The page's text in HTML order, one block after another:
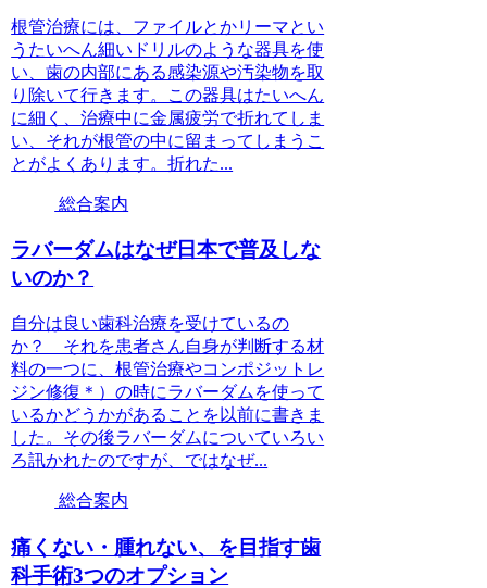
根管治療には、ファイルとかリーマとい
うたいへん細いドリルのような器具を使
い、歯の内部にある感染源や汚染物を取
り除いて行きます。この器具はたいへん
に細く、治療中に金属疲労で折れてしま
い、それが根管の中に留まってしまうこ
とがよくあります。折れた...
総合案内
ラバーダムはなぜ日本で普及しな
いのか？
自分は良い歯科治療を受けているの
か？ それを患者さん自身が判断する材
料の一つに、根管治療やコンポジットレ
ジン修復＊）の時にラバーダムを使って
いるかどうかがあることを以前に書きま
した。その後ラバーダムについていろい
ろ訊かれたのですが、ではなぜ...
総合案内
痛くない・腫れない、を目指す歯
科手術3つのオプション